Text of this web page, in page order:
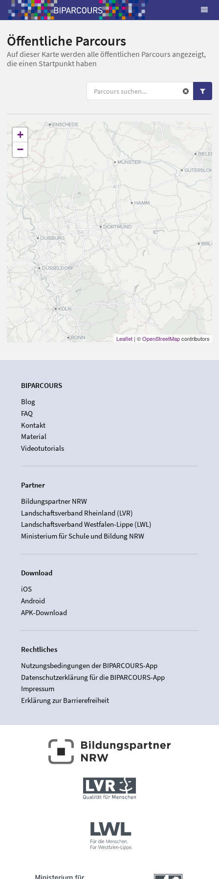
Öffentliche Parcours
Auf dieser Karte werden alle öffentlichen Parcours angezeigt,
die einen Startpunkt haben
+
−
Leaflet | ©OpenStreetMapcontributors
BIPARCOURS
Blog
FAQ
Kontakt
Material
Videotutorials
Partner
Bildungspartner NRW
Landschaftsverband Rheinland (LVR)
Landschaftsverband Westfalen-Lippe (LWL)
Ministerium für Schule und Bildung NRW
Download
iOS
Android
APK-Download
Rechtliches
Nutzungsbedingungen der BIPARCOURS-App
Datenschutzerklärung für die BIPARCOURS-App
Impressum
Erklärung zur Barrierefreiheit